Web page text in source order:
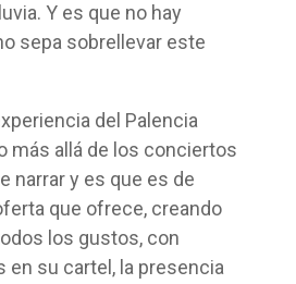
Y es que no hay
sepa sobrellevar este
del Palencia
más allá de los conciertos
narrar y es que es de
que ofrece, creando
los gustos, con
en su cartel, la presencia